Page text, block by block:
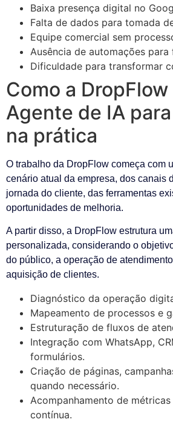
Baixa presença digital no
Falta de dados para tomada
Equipe comercial sem
Ausência de automações
Dificuldade para transformar
Como a DropFlow
Agente de IA
na prática
O trabalho da DropFlow começa com
cenário atual da empresa, dos canais
jornada do cliente, das ferramentas
oportunidades de melhoria.
A partir disso, a DropFlow estrutura
personalizada, considerando o
do público, a operação de
aquisição de clientes.
Diagnóstico da operação
Mapeamento de processos e
Estruturação de fluxos de
Integração com WhatsApp,
formulários.
Criação de páginas,
quando necessário.
Acompanhamento de
contínua.